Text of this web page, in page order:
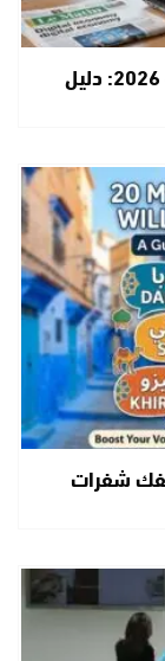
التحولات الرقمية والاجتماعية في مغرب 2026: دليل
لفك شفرات